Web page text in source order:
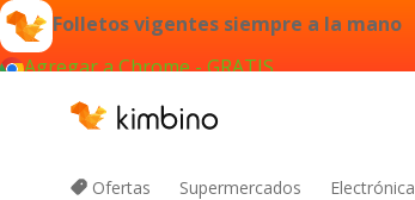
Folletos vigentes siempre a la mano
Agregar a Chrome - GRATIS
Ofertas Supermercados Electrónica